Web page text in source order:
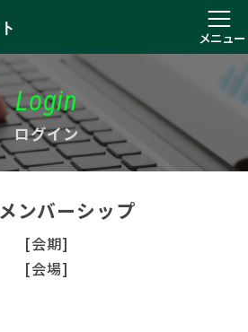
メニュー
Login
ログイン
ンバーシップ
[会期]
[会場]